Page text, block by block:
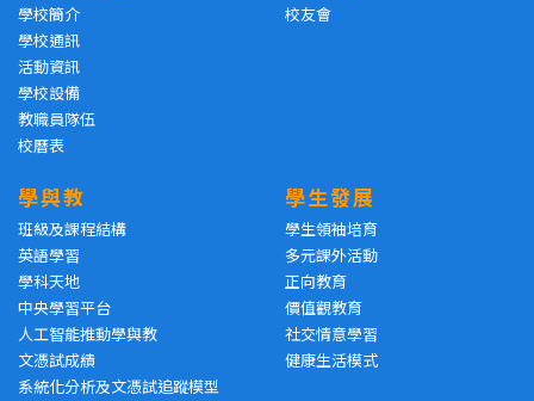
學校簡介
學校通訊
活動資訊
學校設備
教職員隊伍
校曆表
校友會
學與教
班級及課程結構
英語學習
學科天地
中央學習平台
人工智能推動學與教
文憑試成績
系統化分析及文憑試追蹤模型
學生發展
學生領袖培育
多元課外活動
正向教育
價值觀教育
社交情意學習
健康生活模式